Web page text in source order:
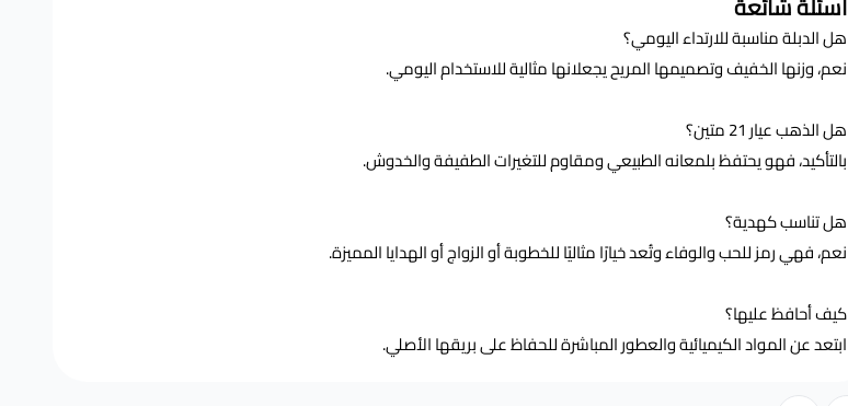
هل الدبلة مناسبة للارتداء اليومي؟
نعم، وزنها الخفيف وتصميمها المريح يجعلانها مثالية للاستخدام اليومي.
هل الذهب عيار 21 متين؟
بالتأكيد، فهو يحتفظ بلمعانه الطبيعي ومقاوم للتغيرات الطفيفة والخدوش.
هل تناسب كهدية؟
نعم، فهي رمز للحب والوفاء وتُعد خيارًا مثاليًا للخطوبة أو الزواج أو الهدايا المميزة.
كيف أحافظ عليها؟
ابتعد عن المواد الكيميائية والعطور المباشرة للحفاظ على بريقها الأصلي.